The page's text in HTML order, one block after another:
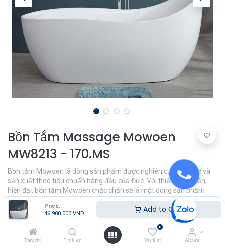
Price:
46.900.000 VND Add to Cart
Trang chủ Tìm kiếm
0
Wishlist Account
Bồn Tắm Massage Mowoen
MW8213 - 170.MS
Bồn tắm Mowoen là dòng sản phẩm được nghiên cứu, thiết kế và
sản xuất theo tiêu chuẩn hàng đầu của Đức. Với thiết kế tối giản,
hiện đại, bồn tắm Mowoen chắc chắn sẽ là một dòng sản phẩm
tuyệt vời, tiện nghi cho không gian nhà tắm của bạn.
46.900.000VND